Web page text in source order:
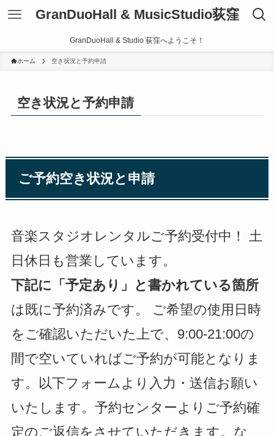
GranDuoHall & MusicStudio荻窪
GranDuoHall & Studio 荻窪へようこそ！
ホーム 空き状況と予約申請
空き状況と予約申請
ご予約空き状況と申請
音楽スタジオレンタルご予約受付中！ 土
日休日も営業しています。
下記に「予定あり」と書かれている箇所
は既に予約済みです。 ご希望の使用日時
をご確認いただいた上で、9:00-21:00の
間で空いていればご予約が可能となりま
す。以下フォームより入力・送信お願い
いたします。予約センターよりご予約確
定のご返信をさせていただきます。な